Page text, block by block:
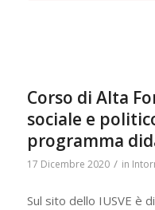
Corso di Alta
sociale e
programma
17 Dicembre 2020 / in
Sul sito dello IUSVE è